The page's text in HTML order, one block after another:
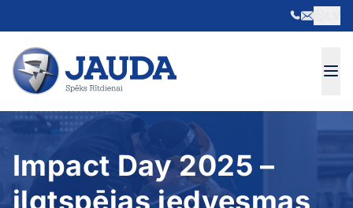
Skip to content
Impact Day 2025 –
ilgtspējas iedvesmas